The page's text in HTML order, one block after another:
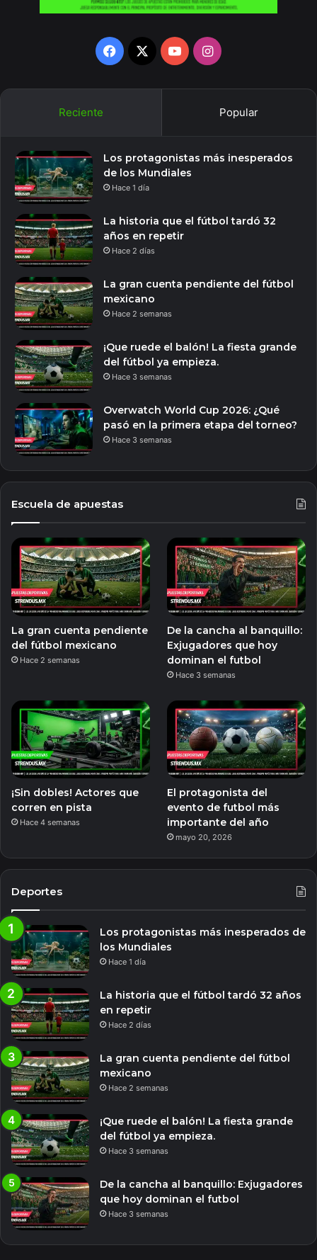
Facebook
X YouTubeInstagram
Reciente Popular
Los protagonistas más inesperados
de los Mundiales
Hace 1 día
La historia que el fútbol tardó 32
años en repetir
Hace 2 días
La gran cuenta pendiente del fútbol
mexicano
Hace 2 semanas
¡Que ruede el balón! La fiesta grande
del fútbol ya empieza.
Hace 3 semanas
Overwatch World Cup 2026: ¿Qué
pasó en la primera etapa del torneo?
Hace 3 semanas
Escuela de apuestas
La gran cuenta pendiente
del fútbol mexicano
Hace 2 semanas
De la cancha al banquillo:
Exjugadores que hoy
dominan el futbol
Hace 3 semanas
¡Sin dobles! Actores que
corren en pista
Hace 4 semanas
El protagonista del
evento de futbol más
importante del año
mayo 20, 2026
Deportes
Los protagonistas más inesperados de
los Mundiales
Hace 1 día
La historia que el fútbol tardó 32 años
en repetir
Hace 2 días
La gran cuenta pendiente del fútbol
mexicano
Hace 2 semanas
¡Que ruede el balón! La fiesta grande
del fútbol ya empieza.
Hace 3 semanas
De la cancha al banquillo: Exjugadores
que hoy dominan el futbol
Hace 3 semanas